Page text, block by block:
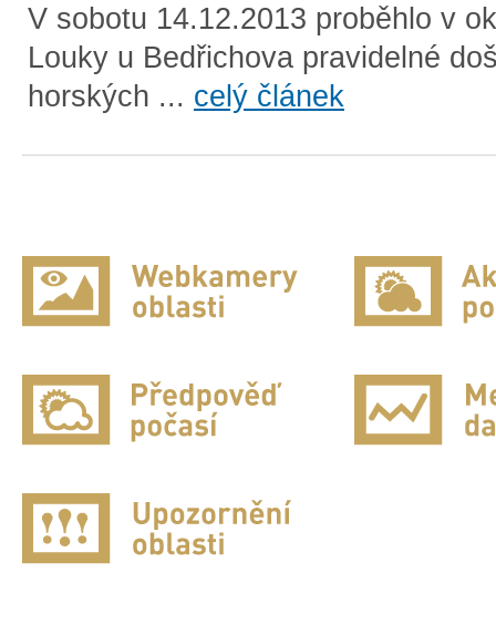
V sobotu 14.12.2013 proběhlo v
Louky u Bedřichova pravidelné
horských ... celý článek